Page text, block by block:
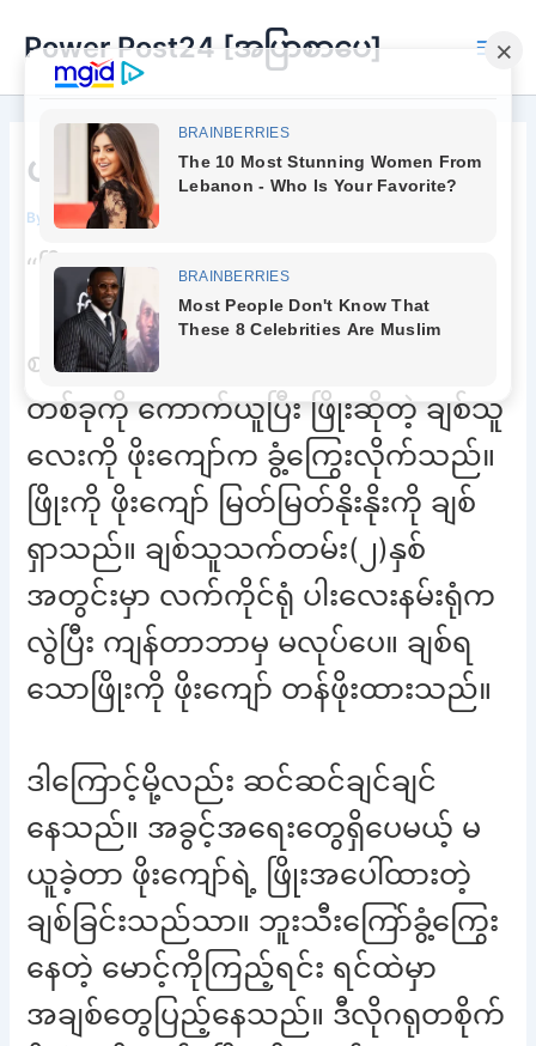
content
Power Post24 [အပြာစာပေ]
Main
ပန်းဦးချွေမယ့်
By adminpower /October 13, 2025
“ဖြိူး စားလေ… ရော့”
စားပွဲပေါ် ရှိ ပန်းကန်ထဲက ဘူးသီးကျော်
တစ်ခုကို ကောက်ယူပြီး ဖြိုးဆိုတဲ့ ချစ်သူ
လေးကို ဖိုးကျော်က ခွံ့ကြွေးလိုက်သည်။
ဖြိုးကို ဖိုးကျော် မြတ်မြတ်နိုးနိုးကို ချစ်
ရှာသည်။ ချစ်သူသက်တမ်း(၂)နှစ်
အတွင်းမှာ လက်ကိုင်ရုံ ပါးလေးနမ်းရုံက
လွဲပြီး ကျန်တာဘာမှ မလုပ်ပေ။ ချစ်ရ
သောဖြိုးကို ဖိုးကျော် တန်ဖိုးထားသည်။
ဒါကြောင့်မို့လည်း ဆင်ဆင်ချင်ချင်
နေသည်။ အခွင့်အရေးတွေရှိပေမယ့် မ
ယူခဲ့တာ ဖိုးကျော်ရဲ့ ဖြိုးအပေါ်ထားတဲ့
ချစ်ခြင်းသည်သာ။ ဘူးသီးကြော်ခွံ့ကြွေး
နေတဲ့ မောင့်ကိုကြည့်ရင်း ရင်ထဲမှာ
အချစ်တွေပြည့်နေသည်။ ဒီလိုဂရုတစိုက်